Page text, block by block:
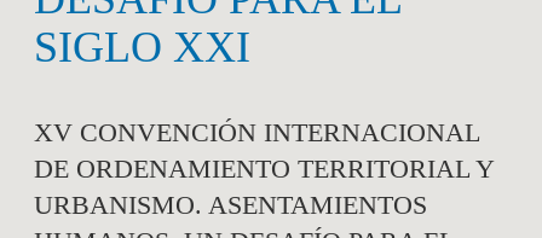
SIGLO XXI
XV CONVENCIÓN INTERNACIONAL
DE ORDENAMIENTO TERRITORIAL Y
URBANISMO. ASENTAMIENTOS